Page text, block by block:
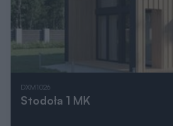
DXM1026
Stodoła 1 MK